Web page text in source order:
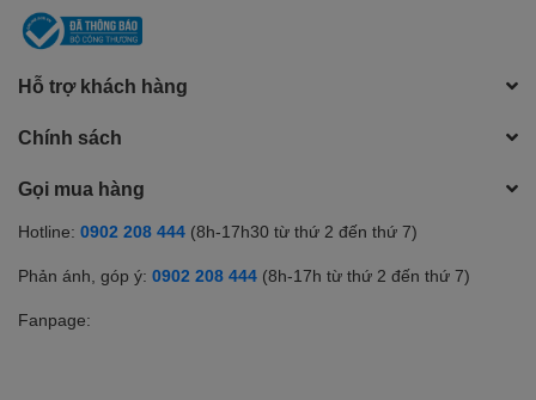
Hỗ trợ khách hàng
Chính sách
Gọi mua hàng
Hotline: 0902 208 444 (8h-17h30 từ thứ 2 đến thứ 7)
Phản ánh, góp ý: 0902 208 444 (8h-17h từ thứ 2 đến thứ 7)
Fanpage: